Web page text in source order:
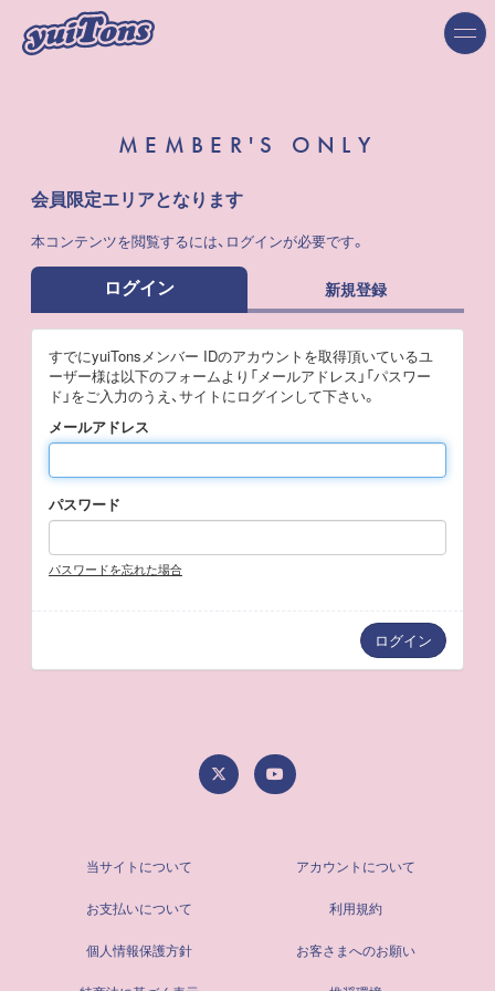
MEMBER'S ONLY
会員限定エリアとなります
本コンテンツを閲覧するには、ログインが必要です。
ログイン 新規登録
すでにyuiTonsメンバー IDのアカウントを取得頂いているユ
ーザー様は以下のフォームより「メールアドレス」「パスワー
ド」をご入力のうえ、サイトにログインして下さい。
メールアドレス
パスワード
パスワードを忘れた場合
当サイトについて アカウントについて
お支払いについて 利用規約
個人情報保護方針 お客さまへのお願い